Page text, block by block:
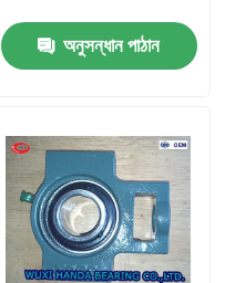
অনুসন্ধান পাঠান